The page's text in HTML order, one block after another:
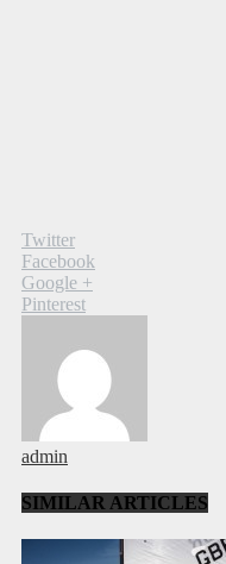
Twitter
Facebook
Google +
Pinterest
admin
SIMILAR ARTICLES